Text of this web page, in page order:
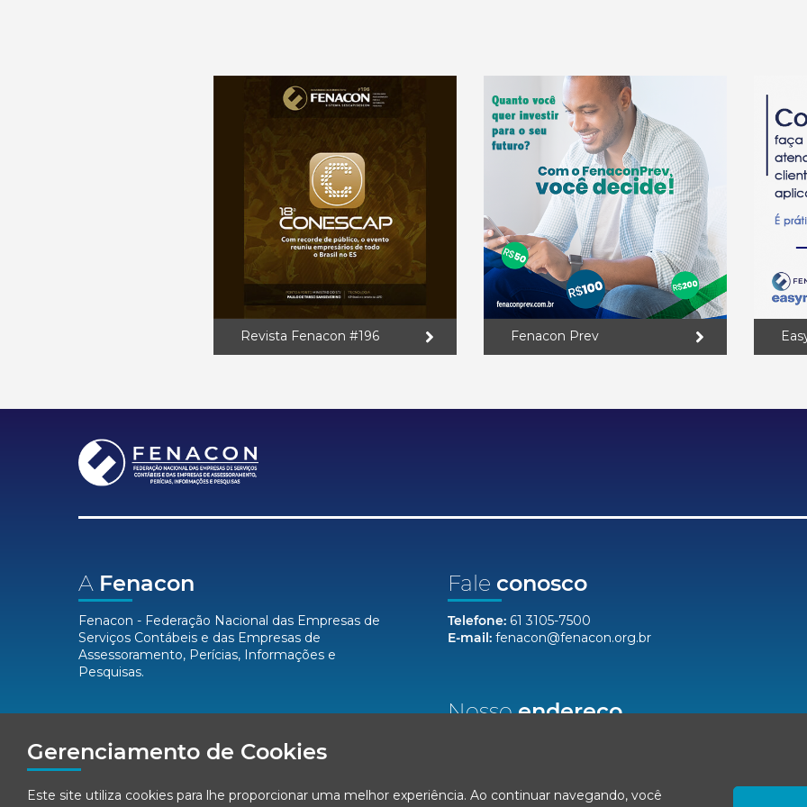
Gerenciamento de Cookies
Este site utiliza cookies para lhe proporcionar uma melhor experiência. Ao continuar navegando, você
Revista Fenacon #196 Fenacon Prev
A Fenacon
Fenacon - Federação Nacional das Empresas de
Serviços Contábeis e das Empresas de
Assessoramento, Perícias, Informações e
Pesquisas.
MídiasSociais
Fale conosco
Telefone: 61 3105-7500
E-mail: fenacon@fenacon.org.br
Nossoendereço